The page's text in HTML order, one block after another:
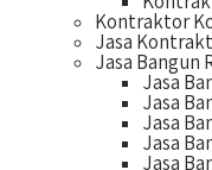
Kontraktor
Jasa
Jasa Bangun
Jasa
Jasa
Jasa
Jasa
Jasa